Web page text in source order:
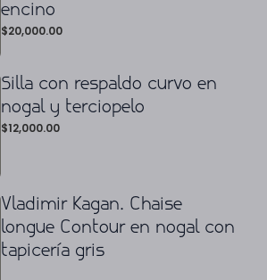
encino
$20,000.00
Silla con respaldo curvo en
nogal y terciopelo
$12,000.00
Vladimir Kagan. Chaise
longue Contour en nogal con
tapicería gris